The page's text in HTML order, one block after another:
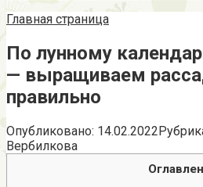
Главная страница
По лунному
— выращиваем
правильно
Опубликовано: 14.02.2022
Вербилкова